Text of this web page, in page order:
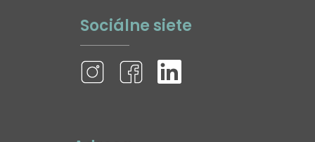
Sociálne siete